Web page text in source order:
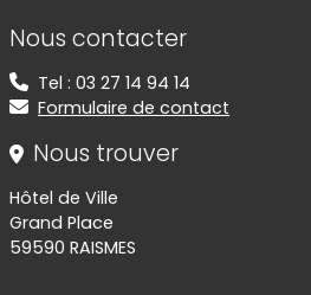
Informations de contact
Nous contacter
Tel : 03 27 14 94 14
Formulaire de contact
Nous trouver
Hôtel de Ville
Grand Place
59590 RAISMES